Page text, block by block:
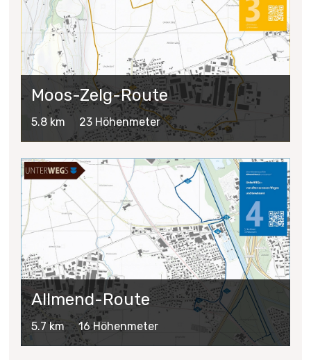
Moos-Zelg-Route
5.8 km 23 Höhenmeter
Allmend-Route
5.7 km 16 Höhenmeter